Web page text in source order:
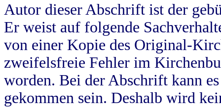
Autor dieser Abschrift ist der
Er weist auf folgende
von einer Kopie des Original-
zweifelsfreie Fehler im
worden. Bei der Abschrift kann
gekommen sein. Deshalb wird